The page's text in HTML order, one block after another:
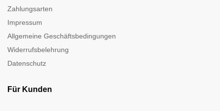
Zahlungsarten
Impressum
Allgemeine Geschäftsbedingungen
Widerrufsbelehrung
Datenschutz
Für Kunden